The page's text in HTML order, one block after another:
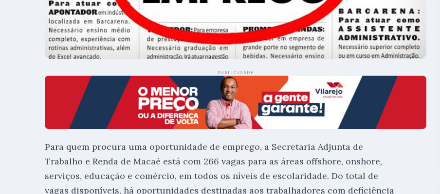
PUBLICIDADE
Para quem procura uma oportunidade de emprego, a Secretaria Adjunta de
Trabalho e Renda de Macaé está com 266 vagas para as áreas offshore, onshore,
serviços, educação e comércio, em todos os níveis de escolaridade. Do total de
vagas disponíveis, há oportunidades destinadas aos trabalhadores com deficiência